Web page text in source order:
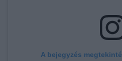
A bejegyzés